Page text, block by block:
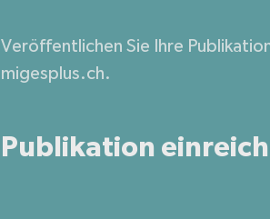
Veröffentlichen Sie Ihre
migesplus.ch.
Publikation